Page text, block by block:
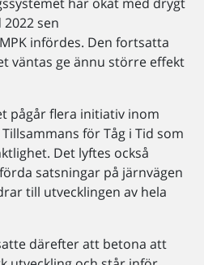
sen
infördes. Den fortsatta
väntas ge ännu större effekt
pågår flera initiativ inom
för Tåg i Tid som
Det lyftes också
satsningar på järnvägen
till utvecklingen av hela
därefter att betona att